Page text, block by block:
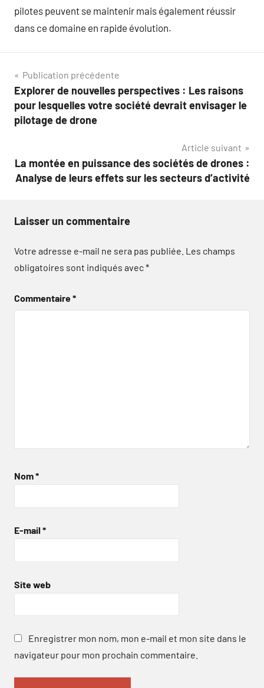
pilotes peuvent se maintenir mais également réussir
dans ce domaine en rapide évolution.
Navigation
de
l’article
Publication précédente
Explorer de nouvelles perspectives : Les raisons
pour lesquelles votre société devrait envisager le
pilotage de drone
Article suivant
La montée en puissance des sociétés de drones :
Analyse de leurs effets sur les secteurs d’activité
Laisser un commentaire
Votre adresse e-mail ne sera pas publiée. Les champs
obligatoires sont indiqués avec*
Commentaire*
Nom*
E-mail *
Site web
Enregistrer mon nom, mon e-mail et mon site dans le
navigateur pour mon prochain commentaire.